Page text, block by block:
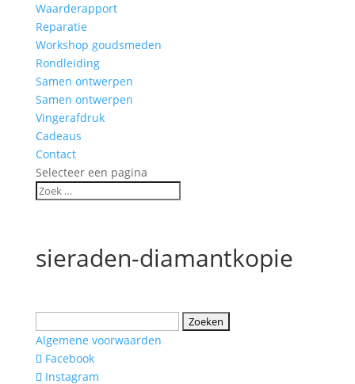
Waarderapport
Reparatie
Workshop goudsmeden
Rondleiding
Samen ontwerpen
Samen ontwerpen
Vingerafdruk
Cadeaus
Contact
Selecteer een pagina
sieraden-diamantkopie
naar:
Algemene voorwaarden
Facebook
Instagram